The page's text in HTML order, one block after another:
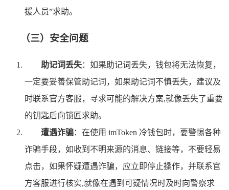
援人员”求助。
（三）安全问题
助记词丢失：如果助记词丢失，钱包将无法恢复，
一定要妥善保管助记词，如果助记词不慎丢失，建议及
时联系官方客服，寻求可能的解决方案,就像丢失了重要
的钥匙后向锁匠求助。
遭遇诈骗：在使用 imToken 冷钱包时，要警惕各种
诈骗手段，如收到不明来源的消息、链接等，不要轻易
点击，如果怀疑遭遇诈骗，应立即停止操作，并联系官
方客服进行核实,就像在遇到可疑情况时及时向警察求